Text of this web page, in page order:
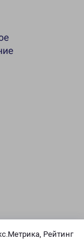
Рейтинг